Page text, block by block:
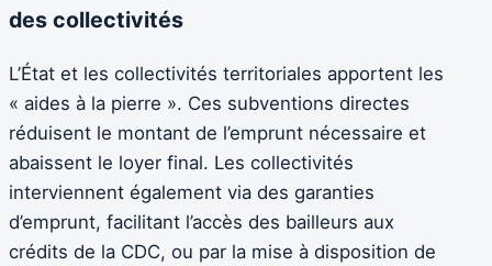
des collectivités
L’État et les collectivités territoriales apportent les
« aides à la pierre ». Ces subventions directes
réduisent le montant de l’emprunt nécessaire et
abaissent le loyer final. Les collectivités
interviennent également via des garanties
d’emprunt, facilitant l’accès des bailleurs aux
crédits de la CDC, ou par la mise à disposition de